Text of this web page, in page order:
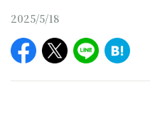
2025/5/18